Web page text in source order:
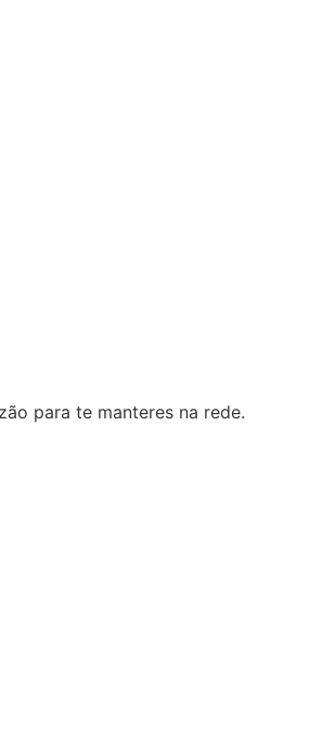
para te manteres na rede.